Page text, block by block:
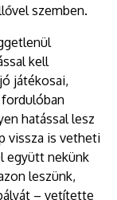
szemben.
kell
játékosai,
hatással lesz
vissza is vetheti
együtt nekünk
leszünk,
– vetítette